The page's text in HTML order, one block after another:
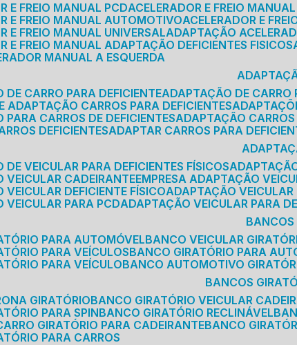
E FREIO MANUAL PCD ACELERADOR E FREIO
E FREIO MANUAL AUTOMOTIVO ACELERADOR E
E FREIO MANUAL UNIVERSAL
ADAPTAÇÃO
E FREIO MANUAL ADAPTAÇÃO DEFICIENTES FISICOS
MANUAL A ESQUERDA
DE CARRO PARA DEFICIENTE
ADAPTAÇÃO DE
ADAPTAÇÃO CARROS PARA DEFICIENTES
PARA CARROS DE DEFICIENTES
ADAPTAÇÃO
DEFICIENTES
ADAPTAR CARROS PARA
DE VEICULAR PARA DEFICIENTES FÍSICOS
VEICULAR CADEIRANTE EMPRESA ADAPTAÇÃO
VEICULAR DEFICIENTE FÍSICO
ADAPTAÇÃO
VEICULAR PARA PCD
ADAPTAÇÃO VEICULAR PARA
PARA AUTOMÓVEL
BANCO VEICULAR
PARA VEÍCULOS
BANCO GIRATÓRIO PARA
PARA VEÍCULO
BANCO AUTOMOTIVO
BANCOS
GIRATÓRIO
BANCO GIRATÓRIO VEICULAR
PARA SPIN
BANCO GIRATÓRIO RECLINÁVEL
GIRATÓRIO PARA CADEIRANTE BANCO
PARA CARROS